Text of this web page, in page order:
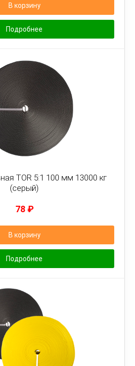
В корзину
Подробнее
TOR 5:1 100 мм 13000 кг
(серый)
78 ₽
В корзину
Подробнее